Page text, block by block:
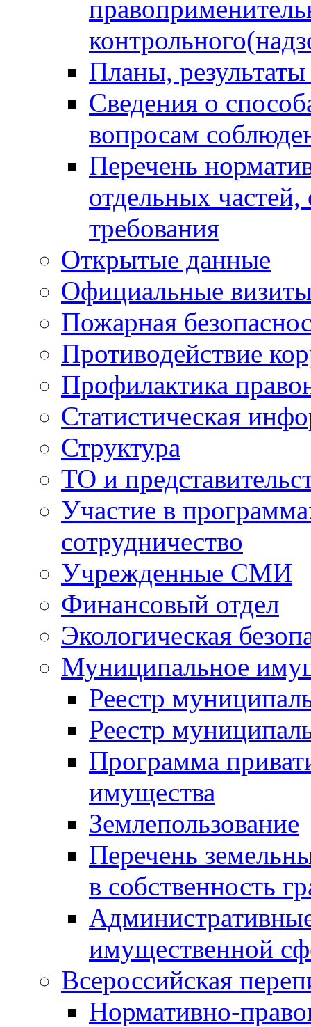
Планы,
Сведения о
вопросам
Перечень
отдельных
требования
Открытые данные
Официальные
Пожарная
Противодействие
Профилактика
Статистическая
Структура
ТО и
Участие в
сотрудничество
Учрежденные СМИ
Финансовый отдел
Экологическая
Муниципальное
Реестр
Реестр
Программа
имущества
Землепользование
Перечень
в собственность
имущественной
Всероссийская
Нормативно-